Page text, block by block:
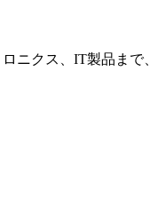
ニクス、IT製品まで、